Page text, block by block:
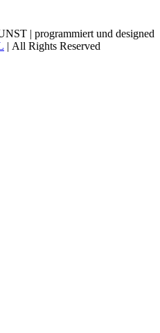
| programmiert und designed
| All Rights Reserved